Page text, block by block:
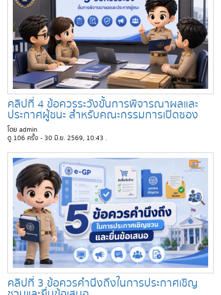
คลิปที่ 4 ข้อควรระวังขั้นการพิจารณาผลและ
ประกาศผู้ชนะ สำหรับคณะกรรมการเปิดซอง
โดย admin
ดู 106 ครั้ง - 30 มิ.ย. 2569, 10:43 .
คลิปที่ 3 ข้อควรคำนึงถึงในการประกาศเชิญ